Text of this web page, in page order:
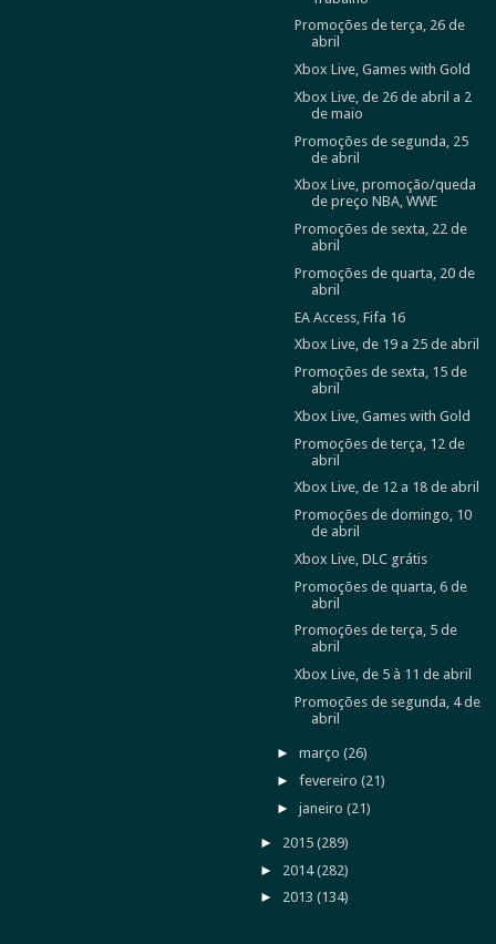
Promoções de terça, 26 de
abril
Xbox Live, Games with Gold
Xbox Live, de 26 de abril a 2
de maio
Promoções de segunda, 25
de abril
Xbox Live, promoção/queda
de preço NBA, WWE
Promoções de sexta, 22 de
abril
Promoções de quarta, 20 de
abril
EA Access, Fifa 16
Xbox Live, de 19 a 25 de abril
Promoções de sexta, 15 de
abril
Xbox Live, Games with Gold
Promoções de terça, 12 de
abril
Xbox Live, de 12 a 18 de abril
Promoções de domingo, 10
de abril
Xbox Live, DLC grátis
Promoções de quarta, 6 de
abril
Promoções de terça, 5 de
abril
Xbox Live, de 5 à 11 de abril
Promoções de segunda, 4 de
abril
►março(26)
►fevereiro(21)
►janeiro(21)
► 2015 (289)
► 2014(282)
► 2013 (134)